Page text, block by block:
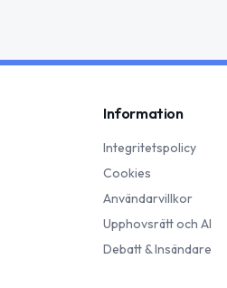
Information
Integritetspolicy
Cookies
Användarvillkor
Upphovsrätt och AI
Debatt & Insändare